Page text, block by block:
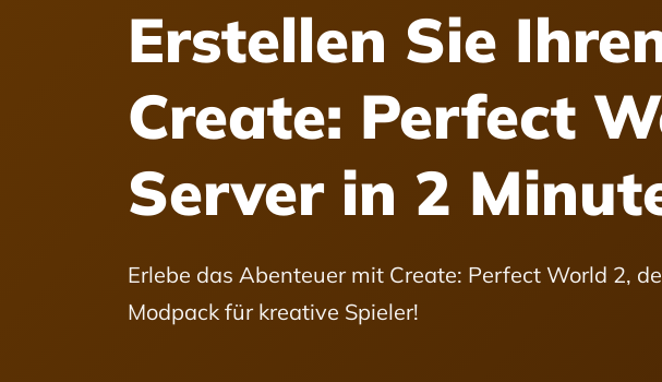
Erstellen Sie
Create: Perfect
Server in 2
Erlebe das Abenteuer mit Create: Perfect World 2,
Modpack für kreative Spieler!